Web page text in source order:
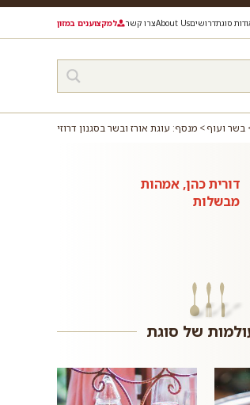
סוגתדרושיםAbout Usצרו קשר למקצוענים במזון
בשר ועוף מנסף: עוגת אורז ובשר בסגנון דרוזי
דורית כהן, אמהות
מבשלות
של סוגת